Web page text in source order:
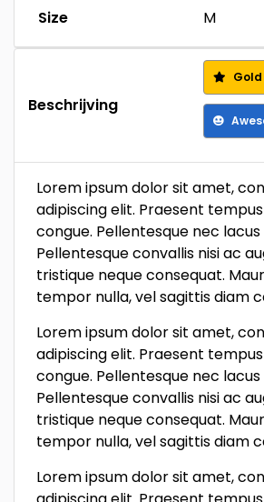
Size
M
Beschrijving
Gold
Lorem ipsum dolor sit amet,
adipiscing elit. Praesent
congue. Pellentesque nec lacus
Pellentesque convallis nisi ac
tristique neque consequat.
tempor nulla, vel sagittis diam
Lorem ipsum dolor sit amet,
adipiscing elit. Praesent
congue. Pellentesque nec lacus
Pellentesque convallis nisi ac
tristique neque consequat.
tempor nulla, vel sagittis diam
Lorem ipsum dolor sit amet,